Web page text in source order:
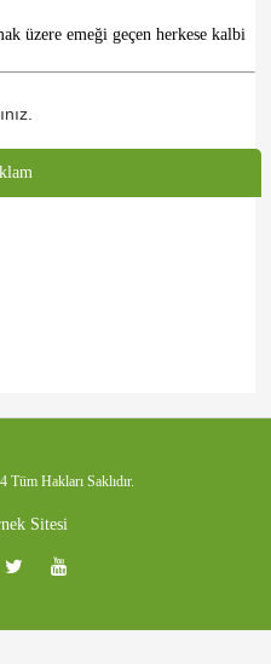
üzere emeği geçen herkese kalbi
bugüne kadar sosyal
ki doğal üyeniz olarak, tüm
için iyidir. Daha iyi olacacağına
Hakları Saklıdır.
Sitesi